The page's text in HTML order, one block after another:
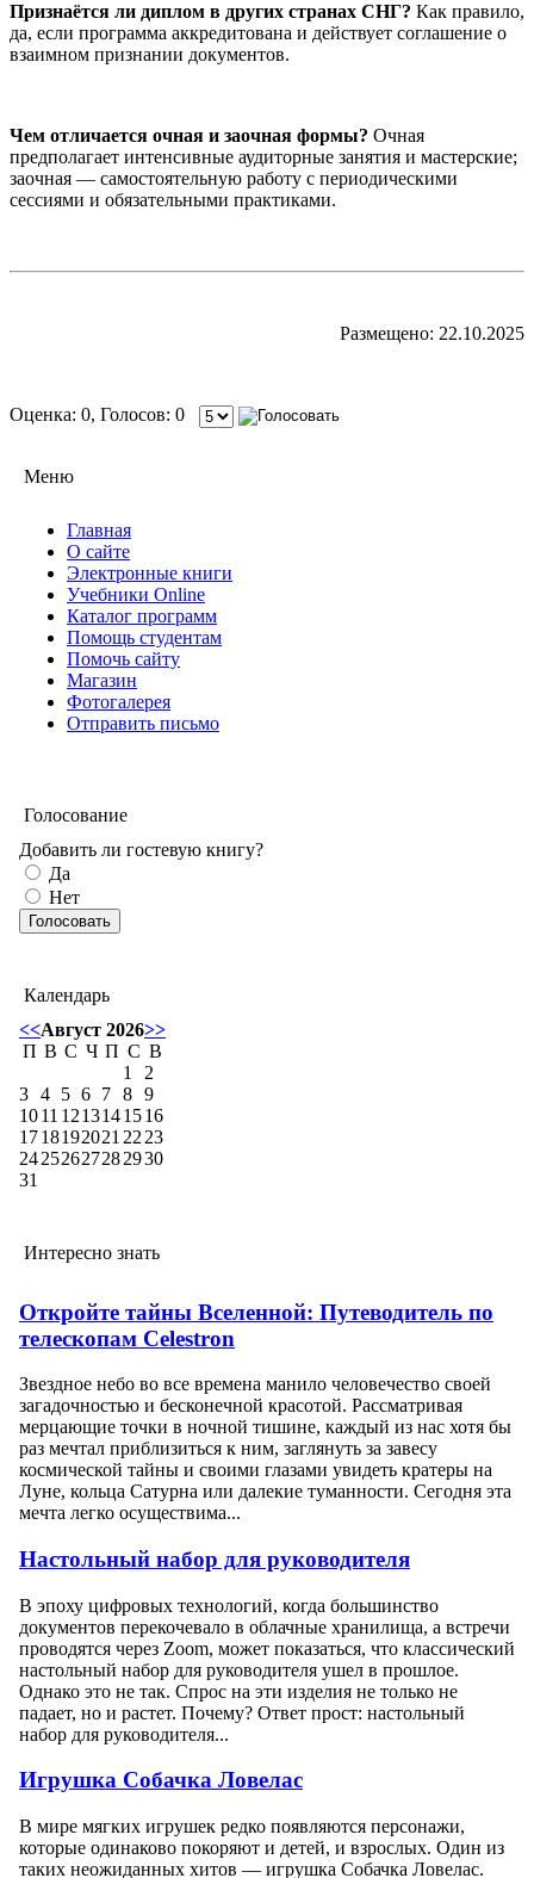
Признаётся ли диплом в других странах СНГ? Как правило,
да, если программа аккредитована и действует соглашение о
взаимном признании документов.
Чем отличается очная и заочная формы? Очная
предполагает интенсивные аудиторные занятия и мастерские;
заочная — самостоятельную работу с периодическими
сессиями и обязательными практиками.
Размещено: 22.10.2025
Оценка: 0, Голосов: 0
Меню
Главная
О сайте
Электронные книги
Учебники Online
Каталог программ
Помощь студентам
Помочь сайту
Магазин
Фотогалерея
Отправить письмо
Голосование
Добавить ли гостевую книгу?
Да
Нет
Календарь
<<Август 2026>>
П В С Ч П С В
1
2
3 4 5 6 7 8 9
1011 1213141516
1718192021 22 23
24252627282930
31
Интересно знать
Откройте тайны Вселенной: Путеводитель по
телескопам Celestron
Звездное небо во все времена манило человечество своей
загадочностью и бесконечной красотой. Рассматривая
мерцающие точки в ночной тишине, каждый из нас хотя бы
раз мечтал приблизиться к ним, заглянуть за завесу
космической тайны и своими глазами увидеть кратеры на
Луне, кольца Сатурна или далекие туманности. Сегодня эта
мечта легко осуществима...
Настольный набор для руководителя
В эпоху цифровых технологий, когда большинство
документов перекочевало в облачные хранилища, а встречи
проводятся через Zoom, может показаться, что классический
настольный набор для руководителя ушел в прошлое.
Однако это не так. Спрос на эти изделия не только не
падает, но и растет. Почему? Ответ прост: настольный
набор для руководителя...
Игрушка Собачка Ловелас
В мире мягких игрушек редко появляются персонажи,
которые одинаково покоряют и детей, и взрослых. Один из
таких неожиданных хитов — игрушка Собачка Ловелас.